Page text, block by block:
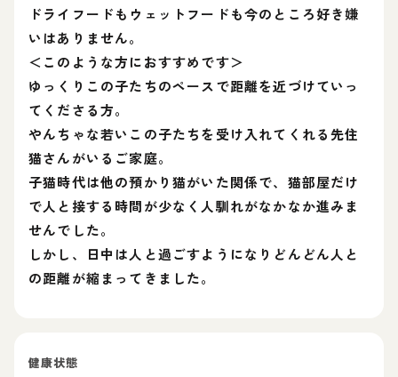
ドライフードもウェットフードも今のところ好き嫌
いはありません。
＜このような方におすすめです＞
ゆっくりこの子たちのペースで距離を近づけていっ
てくださる方。
やんちゃな若いこの子たちを受け入れてくれる先住
猫さんがいるご家庭。
子猫時代は他の預かり猫がいた関係で、猫部屋だけ
で人と接する時間が少なく人馴れがなかなか進みま
せんでした。
しかし、日中は人と過ごすようになりどんどん人と
の距離が縮まってきました。
健康状態